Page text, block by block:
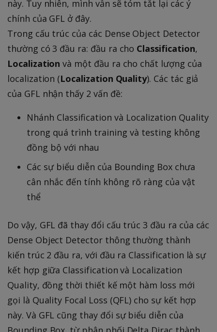
này. Tuy nhiên, mình vẫn sẽ tóm tắt lại các ý
chính của GFL ở đây.
Trong cấu trúc của các Dense Object Detector
thường có 3 đầu ra: đầu ra cho Classification,
Localization và một đầu ra cho chất lượng của
localization (Localization Quality). Các tác giả
của GFL nhận thấy 2 vấn đề:
Nhánh Classification và Localization Quality
trong quá trình training và testing không
đồng bộ với nhau
Các sự biểu diễn của Bounding Box chưa
cân nhắc đến tính không rõ ràng của vật
thể
Do vậy, GFL đã thay đổi cấu trúc 3 đầu ra của các
Dense Object Detector thông thường thành
kiến trúc 2 đầu ra, với đầu ra Classification là sự
kết hợp giữa Classification và Localization
Quality, đồng thời thiết kế một hàm loss mới
gọi là Quality Focal Loss (QFL) cho sự kết hợp
này. Và GFL cũng thay đổi sự biểu diễn của